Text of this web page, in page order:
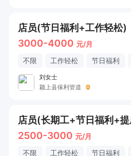
店员(节日福利+工作轻松)
3000-4000 元/月
不限 工作轻松 节日福利
刘女士
颍上县保利管道
店员(长期工+节日福利+
2500-3000 元/月
不限 工作轻松 节日福利